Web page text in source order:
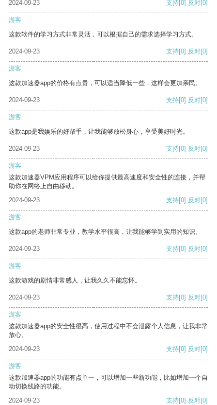
2024-09-23 支持[0] 反对[0]
游客
这款软件的学习方式非常灵活，可以根据自己的需求选择学习方式。
2024-09-23 支持[0] 反对[0]
游客
这款加速器app的价格有点贵，可以适当降低一些，这样会更加亲民。
2024-09-23 支持[0] 反对[0]
游客
这款app是我娱乐的好帮手，让我能够放松身心，享受美好时光。
2024-09-23 支持[0] 反对[0]
游客
这款加速器VPM应用程序可以给你提供最高速度和安全性的连接，并帮
助你在网络上自由移动。
2024-09-23
支持[0] 反对[0]
游客
这款app的老师非常专业，教学水平很高，让我能够学到实用的知识。
2024-09-23 支持[0] 反对[0]
游客
这款游戏的剧情非常感人，让我久久不能忘怀。
2024-09-23 支持[0] 反对[0]
游客
这款加速器app的安全性很高，使用过程中不会泄露个人信息，让我非常
放心。
2024-09-23
支持[0] 反对[0]
游客
这款加速器app的功能有点单一，可以增加一些新功能，比如增加一个自
动切换线路的功能。
2024-09-23
支持[0] 反对[0]